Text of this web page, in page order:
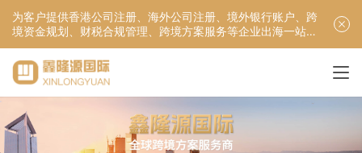
为客户提供香港公司注册、海外公司注册、境外银行账户、跨
境资金规划、财税合规管理、跨境方案服务等企业出海一站式
服务！